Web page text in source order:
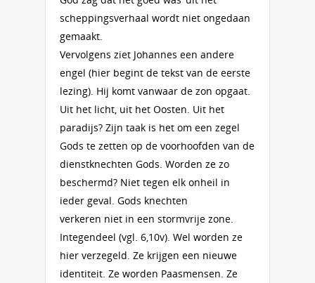
scheppingsverhaal wordt niet ongedaan
gemaakt.
Vervolgens ziet Johannes een andere
engel (hier begint de tekst van de eerste
lezing). Hij komt vanwaar de zon opgaat.
Uit het licht, uit het Oosten. Uit het
paradijs? Zijn taak is het om een zegel
Gods te zetten op de voorhoofden van de
dienstknechten Gods. Worden ze zo
beschermd? Niet tegen elk onheil in
ieder geval. Gods knechten
verkeren niet in een stormvrije zone.
Integendeel (vgl. 6,10v). Wel worden ze
hier verzegeld. Ze krijgen een nieuwe
identiteit. Ze worden Paasmensen. Ze